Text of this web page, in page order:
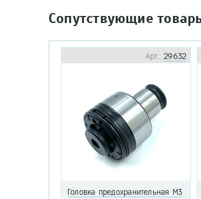
Сопутствующие
Арт.:29632
Головка предохранительная М3